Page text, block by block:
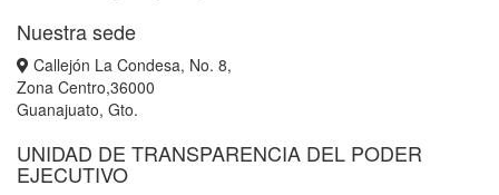
Nuestra sede
Callejón La Condesa, No. 8,
Zona Centro,36000
Guanajuato, Gto.
UNIDAD DE TRANSPARENCIA DEL PODER
EJECUTIVO